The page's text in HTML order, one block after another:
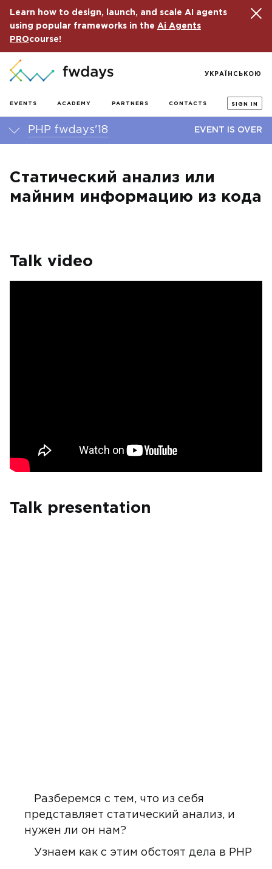
Learn how to design, launch, and scale AI agents
using popular frameworks in the Ai Agents
PROcourse!
EVENTS ACADEMY PARTNERS CONTACTS SIGN IN
УКРАЇНСЬКОЮ
PHP fwdays'18 EVENT IS OVER
Статический анализ или
майним информацию из кода
Talk video
Talk presentation
Разберемся с тем, что из себя
представляет статический анализ, и
нужен ли он нам?
Узнаем как с этим обстоят дела в PHP